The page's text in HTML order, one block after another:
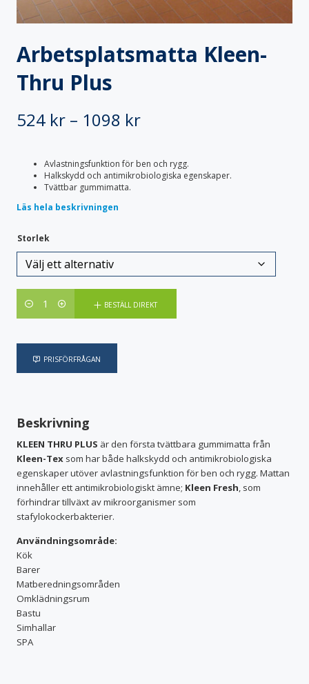
Specialvagnar
Säckställ
Transportskåp
Vagnöverdrag
Vård & Omsorg
Bodystocking & pyjamas
Fixeringsbyxor
Skyddskläder & förkläden
Arbetsplatsmatta Kleen-
Thru Plus
524 kr – 1098 krPrisintervall:
till
Avlastningsfunktion för ben och rygg.
Halkskydd och antimikrobiologiska egenskaper.
Tvättbar gummimatta.
Läs hela beskrivningen
Storlek
BESTÄLL DIREKT
PRISFÖRFRÅGAN
Beskrivning
KLEEN THRU PLUS är den första tvättbara gummimatta från
Kleen-Tex som har både halkskydd och antimikrobiologiska
egenskaper utöver avlastningsfunktion för ben och rygg. Mattan
innehåller ett antimikrobiologiskt ämne; Kleen Fresh, som
förhindrar tillväxt av mikroorganismer som
stafylokockerbakterier.
Användningsområde:
Kök
Barer
Matberedningsområden
Omklädningsrum
Bastu
Simhallar
SPA